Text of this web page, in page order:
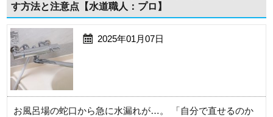
す方法と注意点【水道職人：プロ】
2025年01月07日
お風呂場の蛇口から急に水漏れが…。 「自分で直せるのか